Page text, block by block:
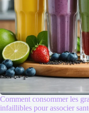
Comment consommer les
infaillibles pour associer